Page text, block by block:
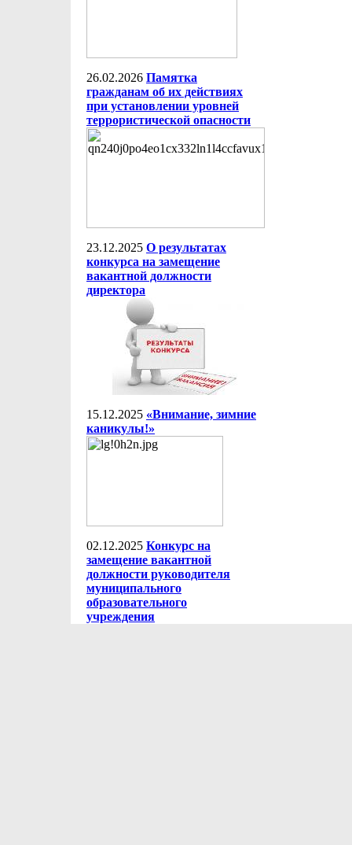
26.02.2026 Памятка
гражданам об их действиях
при установлении уровней
террористической опасности
23.12.2025 О результатах
конкурса на замещение
вакантной должности
директора
15.12.2025 «Внимание, зимние
каникулы!»
02.12.2025 Конкурс на
замещение вакантной
должности руководителя
муниципального
образовательного
учреждения